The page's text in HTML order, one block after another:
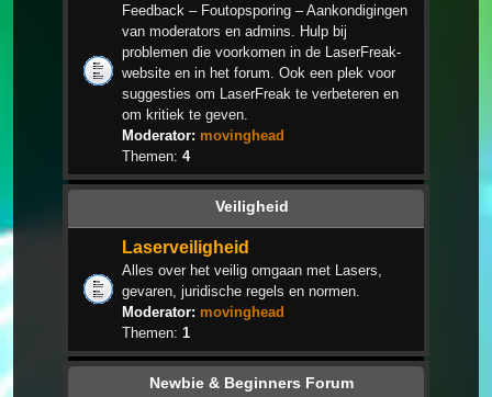
Feedback – Foutopsporing – Aankondigingen
van moderators en admins. Hulp bij
problemen die voorkomen in de LaserFreak-
website en in het forum. Ook een plek voor
suggesties om LaserFreak te verbeteren en
om kritiek te geven.
Moderator: movinghead
Themen: 4
Veiligheid
Laserveiligheid
Alles over het veilig omgaan met Lasers,
gevaren, juridische regels en normen.
Moderator: movinghead
Themen: 1
Newbie & Beginners Forum